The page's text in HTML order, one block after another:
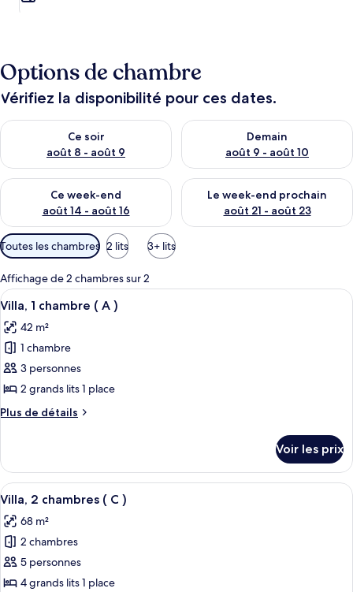
Options de chambre
Vérifiez la disponibilité pour ces dates.
Ce soir
août 8 - août 9
Vérifier la disponibilité pour ce soir août 8 - août 9
Demain
août 9 - août 10
Vérifier la disponibilité pour
Ce week-end
août 14 - août 16
Vérifier la disponibilité pour ce week-end août 14 - août 16
Le week-end prochain
août 21 - août 23
Vérifier la disponibilité pour
Filtres
disponibles
pour
les
chambres
Toutes les chambres 2 lits 3+ lits
Affichage de 2 chambres sur 2
Afficher
toutes
les
photos
pour
ce
type
de
Villa,
chambre
(
A
Un espace de vie moderne et
3
Villa, 1 chambre ( A )
42 m²
1 chambre
3 personnes
2 grands lits 1 place
Plus de détails
Plus
le
type
de
Villa,
chambre
A
Voir les prix
Afficher
toutes
les
photos
pour
ce
Un lit double avec une tête de lit en
3
Villa, 2 chambres ( C )
68 m²
2 chambres
5 personnes
4 grands lits 1 place